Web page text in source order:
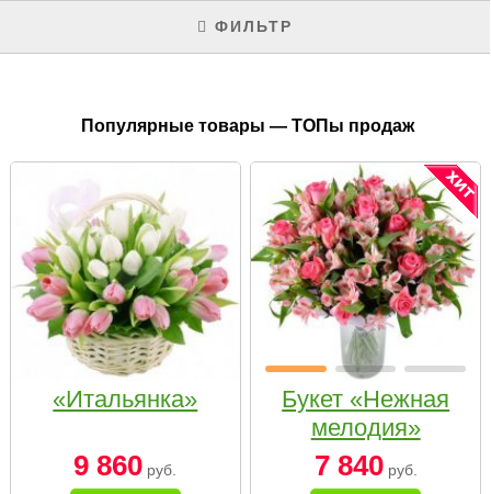
ФИЛЬТР
Популярные товары — ТОПы продаж
«Итальянка»
9 860 руб.
Букет «Нежная
мелодия»
7 840руб.